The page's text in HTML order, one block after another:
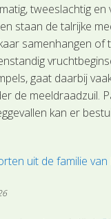
tweeslachtig en
staan de talrijke
samenhangen of
gaat daarbij
de meeldraadzuil.
kan er
uit de familie van